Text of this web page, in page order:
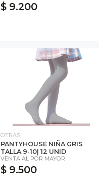
$ 9.200
OTRAS
PANTYHOUSE NIÑA GRIS
TALLA 9-10| 12 UNID
VENTA AL POR MAYOR
$ 9.500